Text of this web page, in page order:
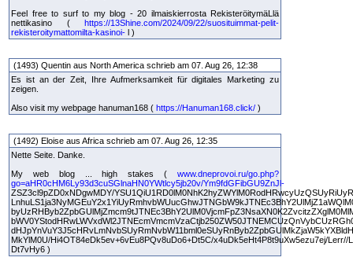
Feel free to surf to my blog - 20 ilmaiskierrosta RekisteröitymäLlä
nettikasino ( https://13Shine.com/2024/09/22/suosituimmat-pelit-
rekisteroitymattomilta-kasinoi- l )
(1493) Quentin aus North America schrieb am 07. Aug 26, 12:38
Es ist an der Zeit, Ihre Aufmerksamkeit für digitales Marketing zu
zeigen.
Also visit my webpage hanuman168 ( https://Hanuman168.click/ )
(1492) Eloise aus Africa schrieb am 07. Aug 26, 12:35
Nette Seite. Danke.
My web blog ... high stakes ( www.dneprovoi.ru/go.php?
go=aHR0cHM6Ly93d3cuSGlnaHN0YWtlcy5jb20v/Ym9fdGFibGU9ZnJl-
ZSZ3cl9pZD0xNDgwMDY/
MkYlM0U/Hi4OT84eDk5ev+6vEu8PQv8uDo6+Dt5C/x4uDk5eHt4P8t9uXw5ezu7ej/Lerr//
Dt7vHy6 )